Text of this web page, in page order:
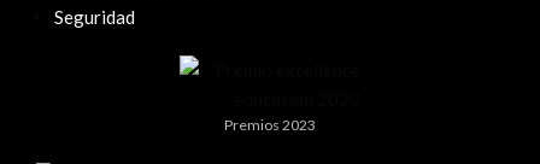
Seguridad
Premios 2023